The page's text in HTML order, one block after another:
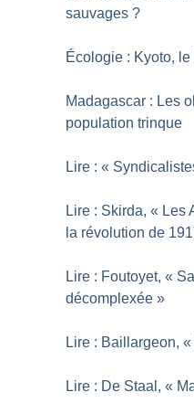
sauvages ?
Écologie : Kyoto, le
Madagascar : Les
population trinque
Lire : «
Lire : Skirda, « Les
la révolution de
Lire : Foutoyet, «
décomplexée »
Lire : Baillargeon, «
Lire : De Staal, «